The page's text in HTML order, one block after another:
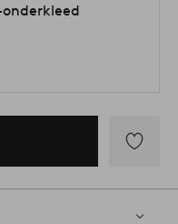
onderkleed
aan